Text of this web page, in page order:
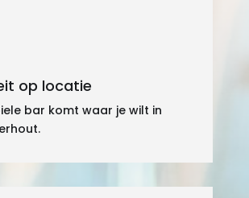
op locatie
bar komt waar je wilt in